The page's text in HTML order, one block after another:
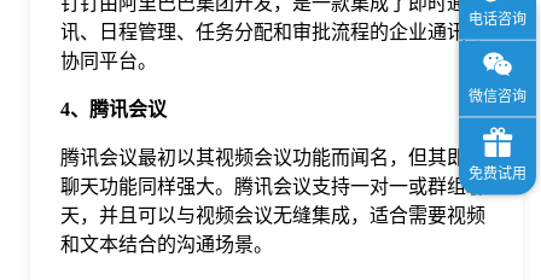
讯、日程管理、任务分配和审批流程的企业通讯与
协同平台。
4、腾讯会议
腾讯会议最初以其视频会议功能而闻名，但其即时
聊天功能同样强大。腾讯会议支持一对一或群组聊
天，并且可以与视频会议无缝集成，适合需要视频
和文本结合的沟通场景。